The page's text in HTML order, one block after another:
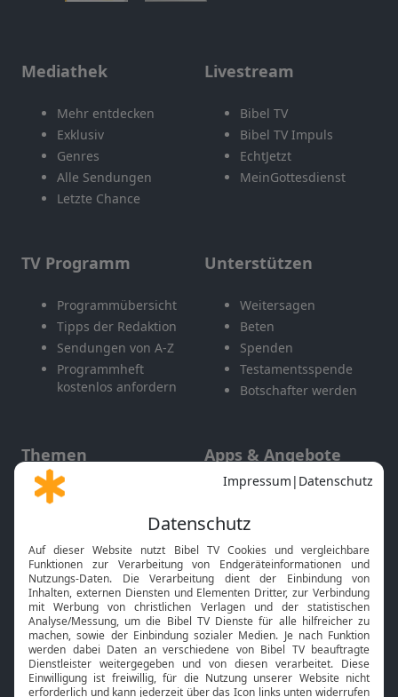
Mediathek
Mehr entdecken
Exklusiv
Genres
Alle Sendungen
Letzte Chance
Livestream
Bibel TV
Bibel TV Impuls
EchtJetzt
MeinGottesdienst
TV Programm
Programmübersicht
Tipps der Redaktion
Sendungen von A-Z
Programmheft
kostenlos anfordern
Unterstützen
Weitersagen
Beten
Spenden
Testamentsspende
Botschafter werden
Themen
Gott und Bibel erklärt
Neuigkeiten
Apps & Angebote
Mobile App
Smart TV
HbbTV
Bibelthek Online-Bibel
Nächster Gottesdienst
Bibel TV Service